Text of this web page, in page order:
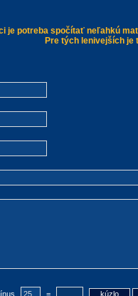
je potreba spočítať neľahkú
Pre tých lenivejších je
=